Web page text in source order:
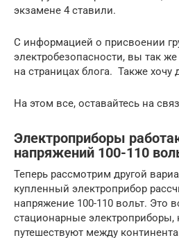
экзамене 4 ставили.
С информацией о присвоении
электробезопасности, вы так
на страницах блога. Также хочу
На этом все, оставайтесь на
Электроприборы
напряжений 100-110
Теперь рассмотрим другой
купленный электроприбор
напряжение 100-110 вольт. Это
стационарные электроприборы,
путешествуют между